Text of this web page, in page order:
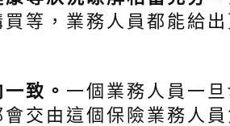
等，業務人員都能給
致。 一個業務人員一
交由這個保險業務人員